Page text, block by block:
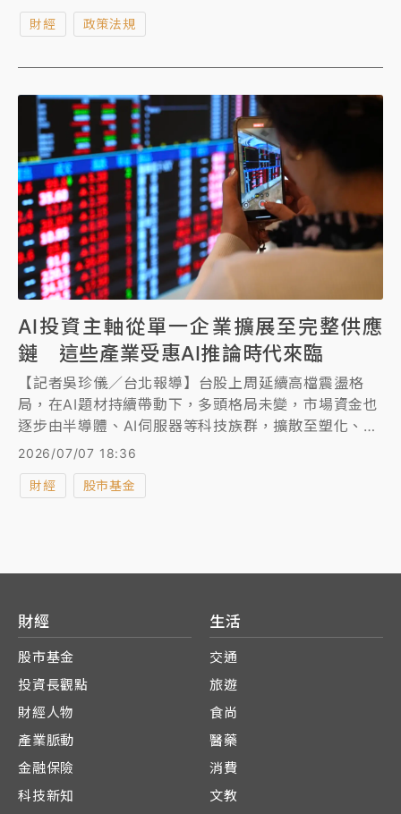
相關規定，避免受罰。
財經 政策法規
AI投資主軸從單一企業擴展至完整供應
鏈 這些產業受惠AI推論時代來臨
【記者吳珍儀／台北報導】台股上周延續高檔震盪格
局，在AI題材持續帶動下，多頭格局未變，市場資金也
逐步由半導體、AI伺服器等科技族群，擴散至塑化、航
運及軍工等低基期族群，顯示資金輪動態勢持續深化。
2026/07/07 18:36
財經 股市基金
財經
股市基金
投資長觀點
財經人物
產業脈動
金融保險
科技新知
生活
交通
旅遊
食尚
醫藥
消費
文教